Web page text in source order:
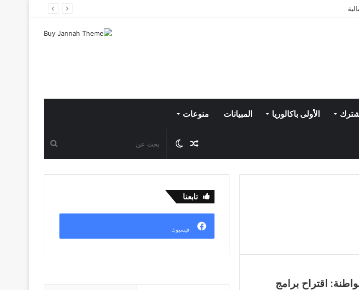
الأولى باكالوريا المبيانات منوعات
عن
الوضع
المظلم
مقال
عشوائي
اقتراح برامج
تابعنا
فيسبوك